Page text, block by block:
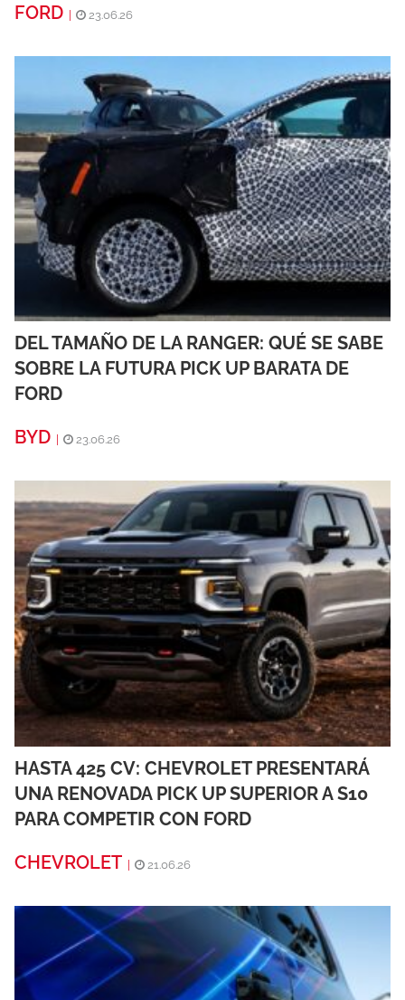
FORD | 23.06.26
DEL TAMAÑO DE LA RANGER: QUÉ SE SABE
SOBRE LA FUTURA PICK UP BARATA DE
FORD
BYD
23.06.26
HASTA 425 CV: CHEVROLET PRESENTARÁ
UNA RENOVADA PICK UP SUPERIOR A S10
PARA COMPETIR CON FORD
CHEVROLET
21.06.26